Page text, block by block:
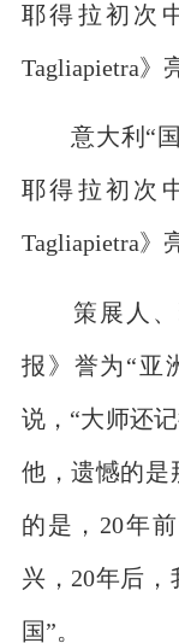
耶得拉初次
Tagliapietra》
意大利“国
耶得拉初次
Tagliapietra》
策展人、
报》誉为“亚
说，“大师还
他，遗憾的是
的是，20年
兴，20年后
国”。